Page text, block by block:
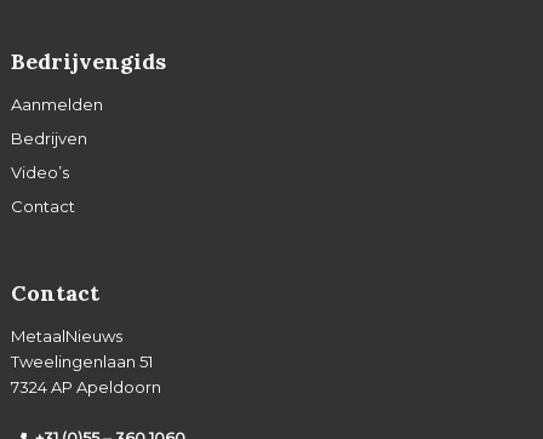
Bedrijvengids
Aanmelden
Bedrijven
Video’s
Contact
Contact
MetaalNieuws
Tweelingenlaan 51
7324 AP Apeldoorn